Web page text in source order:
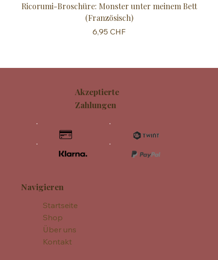
Ricorumi-Broschüre: Monster unter meinem Bett
(Französisch)
Preis
6,95 CHF
Navigieren
Startseite
Shop
Über uns
Kontakt
Akzeptierte
Zahlungen